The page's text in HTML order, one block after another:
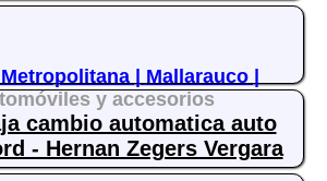
| Mallarauco |
y accesorios
cambio automatica auto
- Hernan Zegers Vergara